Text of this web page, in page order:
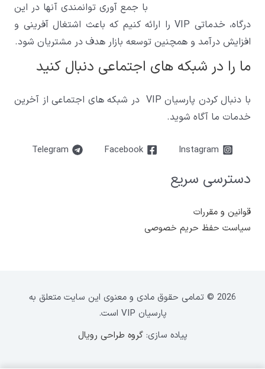
با جمع آوری توانمندی آنها در این
درگاه، خدماتی VIP را ارائه کنیم که باعث اشتغال آفرینی و
افزایش درآمد و همچنین توسعه بازار هدف در مشتریان شود.
ما را در شبکه های اجتماعی دنبال کنید
با دنبال کردن پارسیان VIP در شبکه های اجتماعی از آخرین
خدمات ما آگاه شوید.
Instagram
Facebook
Telegram
دسترسی سریع
قوانین و مقررات
سیاست حفظ حریم خصوصی
2026 © تمامی حقوق مادی و معنوی این سایت متعلق به
پارسیان VIP است.
پیاده سازی:گروه طراحی رویال